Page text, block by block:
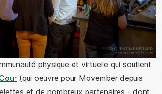
physique et virtuelle qui soutient
(qui oeuvre pour Movember depuis
et de nombreux partenaires - dont